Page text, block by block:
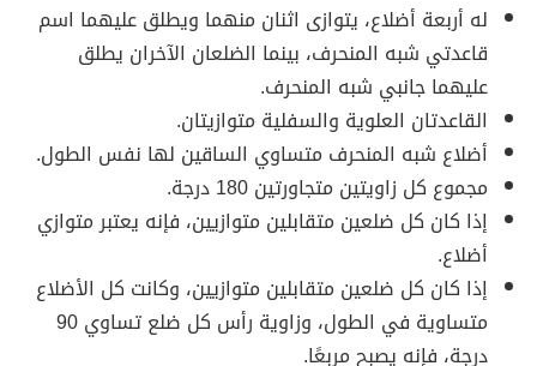
له أربعة أضلاع، يتوازى اثنان منهما ويطلق عليهما اسم
قاعدتي شبه المنحرف، بينما الضلعان الآخران يطلق
عليهما جانبي شبه المنحرف.
القاعدتان العلوية والسفلية متوازيتان.
أضلاع شبه المنحرف متساوي الساقين لها نفس الطول.
مجموع كل زاويتين متجاورتين 180 درجة.
إذا كان كل ضلعين متقابلين متوازيين، فإنه يعتبر متوازي
أضلاع.
إذا كان كل ضلعين متقابلين متوازيين، وكانت كل الأضلاع
متساوية في الطول، وزاوية رأس كل ضلع تساوي 90
درجة، فإنه يصبح مربعًا.